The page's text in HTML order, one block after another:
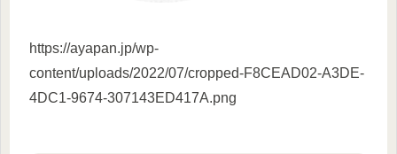
https://ayapan.jp/wp-
content/uploads/2022/07/cropped-F8CEAD02-A3DE-
4DC1-9674-307143ED417A.png